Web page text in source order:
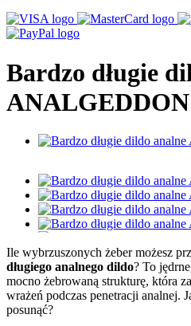
Bardzo długie
ANALGEDDON
Ile wybrzuszonych żeber możesz
długiego analnego dildo? To
mocno żebrowaną strukturę, która
wrażeń podczas penetracji analnej.
posunąć?